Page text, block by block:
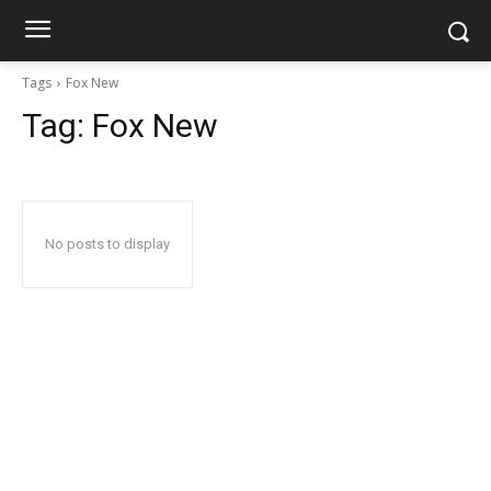
Tags Fox New
Tag: Fox New
No posts to display